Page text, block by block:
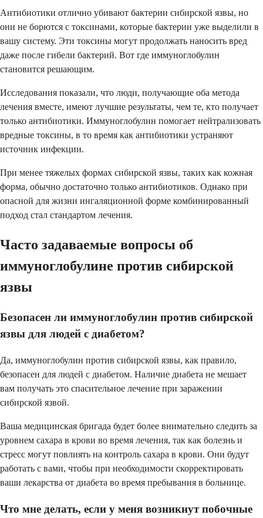
Антибиотики отлично убивают бактерии сибирской язвы, но
они не борются с токсинами, которые бактерии уже выделили в
вашу систему. Эти токсины могут продолжать наносить вред
даже после гибели бактерий. Вот где иммуноглобулин
становится решающим.
Исследования показали, что люди, получающие оба метода
лечения вместе, имеют лучшие результаты, чем те, кто получает
только антибиотики. Иммуноглобулин помогает нейтрализовать
вредные токсины, в то время как антибиотики устраняют
источник инфекции.
При менее тяжелых формах сибирской язвы, таких как кожная
форма, обычно достаточно только антибиотиков. Однако при
опасной для жизни ингаляционной форме комбинированный
подход стал стандартом лечения.
Часто задаваемые вопросы об
иммуноглобулине против сибирской
язвы
Безопасен ли иммуноглобулин против сибирской
язвы для людей с диабетом?
Да, иммуноглобулин против сибирской язвы, как правило,
безопасен для людей с диабетом. Наличие диабета не мешает
вам получать это спасительное лечение при заражении
сибирской язвой.
Ваша медицинская бригада будет более внимательно следить за
уровнем сахара в крови во время лечения, так как болезнь и
стресс могут повлиять на контроль сахара в крови. Они будут
работать с вами, чтобы при необходимости скорректировать
ваши лекарства от диабета во время пребывания в больнице.
Что мне делать, если у меня возникнут побочные